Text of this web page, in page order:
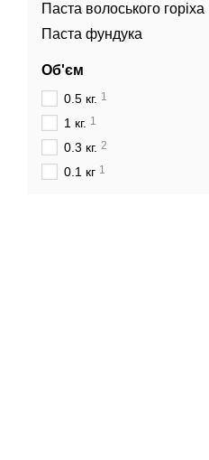
Паста волоського горіха
Паста фундука
Об'єм
0.5 кг. 1
1 кг. 1
0.3 кг. 2
0.1 кг 1